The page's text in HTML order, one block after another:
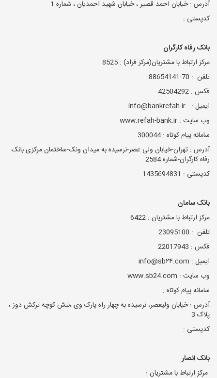
آدرس : خیابان احمد قصیر ، خیابان شهید احمدیان ، شماره 1
کدپستی :
بانک رفاه کارگران
مرکز ارتباط با مشتریان(مرکز فراد) : 8525
تلفن : 70-88654141
فکس : 42504292
ایمیل : info@bankrefah.ir
وب سایت : www.refah-bank.ir
سامانه پیام کوتاه : 300044
آدرس : تهران-خیابان ولی عصر-نرسیده به میدان ونک-ساختمان مرکزی بانک
رفاه کارگران-شماره 2584
کدپستی : 1435694831
بانک سامان
مرکز ارتباط با مشتریان : 6422
تلفن : 23095100
فکس : 22017943
ایمیل : info@sb٢۴.com
وب سایت : www.sb24.com
سامانه پیام کوتاه :
آدرس : خیابان ولیعصر، نرسیده به چهار راه پارک وی ،نبش کوچه ترکش دوز ،
پلاک 3
کدپستی :
بانک انصار
مرکز ارتباط با مشتریان :